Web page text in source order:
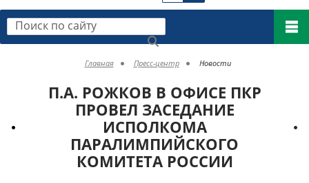
Поиск по сайту
Главная Пресс-центр Новости
П.А. РОЖКОВ В ОФИСЕ ПКР
ПРОВЕЛ ЗАСЕДАНИЕ
ИСПОЛКОМА
ПАРАЛИМПИЙСКОГО
КОМИТЕТА РОССИИ